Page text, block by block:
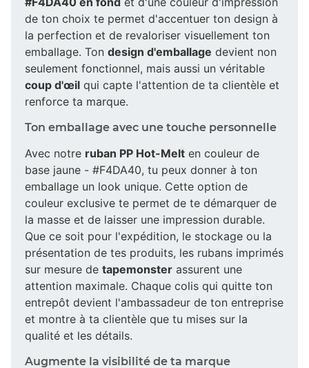
de ton choix te permet d'accentuer ton design à
la perfection et de revaloriser visuellement ton
emballage. Ton design d'emballage devient non
seulement fonctionnel, mais aussi un véritable
coup d'œil qui capte l'attention de ta clientèle et
renforce ta marque.
Ton emballage avec une touche personnelle
Avec notre ruban PP Hot-Melt en couleur de
base jaune - #F4DA40, tu peux donner à ton
emballage un look unique. Cette option de
couleur exclusive te permet de te démarquer de
la masse et de laisser une impression durable.
Que ce soit pour l'expédition, le stockage ou la
présentation de tes produits, les rubans imprimés
sur mesure de tapemonster assurent une
attention maximale. Chaque colis qui quitte ton
entrepôt devient l'ambassadeur de ton entreprise
et montre à ta clientèle que tu mises sur la
qualité et les détails.
Augmente la visibilité de ta marque